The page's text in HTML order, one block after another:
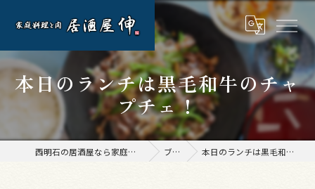
本日のランチは黒毛和牛のチャ
プチェ！
西明石の居酒屋なら家庭料理と肉 居酒屋 伸 ブログ 本日のランチは黒毛和牛のチャプチェ！